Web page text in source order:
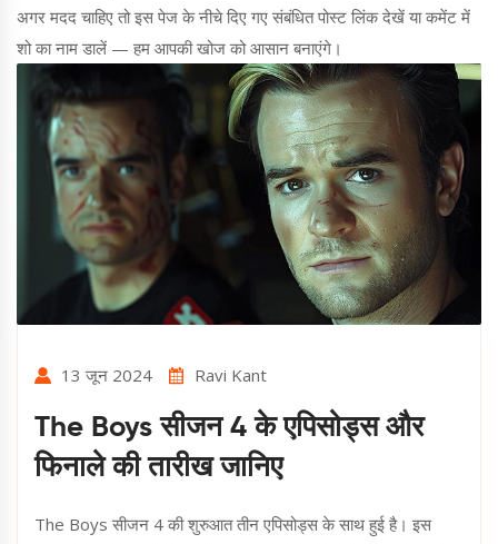
अगर मदद चाहिए तो इस पेज के नीचे दिए गए संबंधित पोस्ट लिंक देखें या कमेंट में
शो का नाम डालें — हम आपकी खोज को आसान बनाएंगे।
13 जून 2024 Ravi Kant
The Boys सीजन 4 के एपिसोड्स और
फिनाले की तारीख जानिए
The Boys सीजन 4 की शुरुआत तीन एपिसोड्स के साथ हुई है। इस